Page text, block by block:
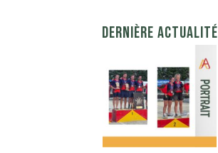
DERNIÈRE ACTUALITÉ